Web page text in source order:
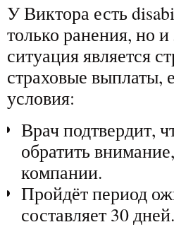
У Виктора есть
только ранения, но и
ситуация является
страховые выплаты,
условия:
Врач подтвердит,
обратить
компании.
Пройдёт период
составляет 30 дней.